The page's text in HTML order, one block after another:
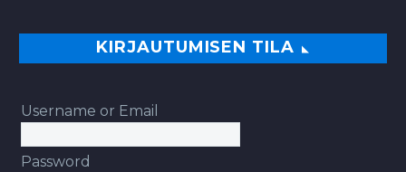
KIRJAUTUMISEN TILA
Username or Email
Password